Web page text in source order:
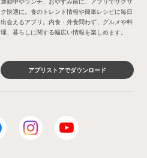
ク快適に。食のトレンド情報や簡単レシピに毎日
出会えるアプリ。内食・外食問わず、グルメや料
理、暮らしに関する幅広い情報を楽しめます。
アプリストアでダウンロード